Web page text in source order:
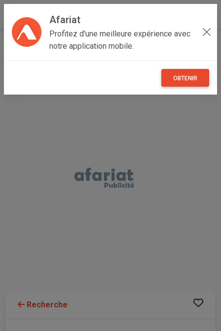
Afariat
Profitez d'une meilleure expérience avec
notre application mobile.
OBTENIR
Accueil Vêtements et objets personnels
Recherche